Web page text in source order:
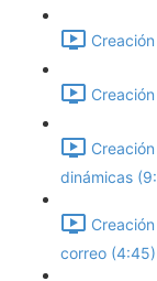
dinámicas
correo (4:45)